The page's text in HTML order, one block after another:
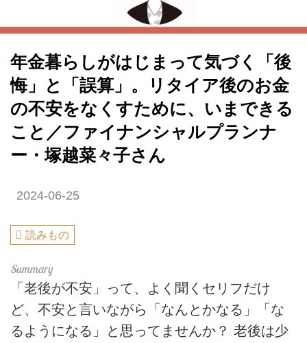
年金暮らしがはじまって気づく「後
悔」と「誤算」。リタイア後のお金
の不安をなくすために、いまできる
こと／ファイナンシャルプランナ
ー・塚越菜々子さん
2024-06-25
読みもの
「老後が不安」って、よく聞くセリフだけ
ど、不安と言いながら「なんとかなる」「な
るようになる」と思ってませんか？ 老後は少